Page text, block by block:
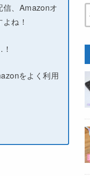
信、Amazonオ
ね！
をよく利用